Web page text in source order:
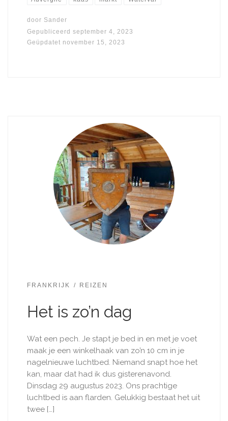
door Sander
Gepubliceerd september 4, 2023
Geüpdatet november 15, 2023
FRANKRIJK REIZEN
Het is zo’n dag
Wat een pech. Je stapt je bed in en met je voet
maak je een winkelhaak van zo’n 10 cm in je
nagelnieuwe luchtbed. Niemand snapt hoe het
kan, maar dat had ik dus gisterenavond.
Dinsdag 29 augustus 2023. Ons prachtige
luchtbed is aan flarden. Gelukkig bestaat het uit
twee […]